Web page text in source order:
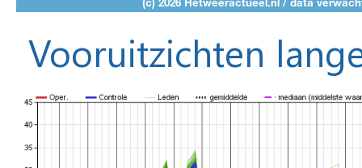
Vooruitzichten